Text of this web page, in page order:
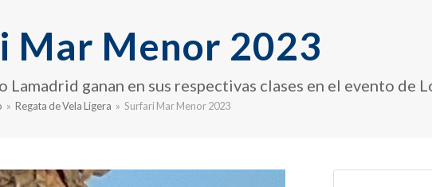
Mar Menor 2023
ganan en sus respectivas clases en el evento de
» Regata de Vela Ligera » Surfari Mar Menor 2023